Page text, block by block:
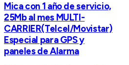
Mica con 1 año de servicio,
25Mb al mes MULTI-
CARRIER(Telcel/Movistar)
Especial para GPS y
paneles de Alarma